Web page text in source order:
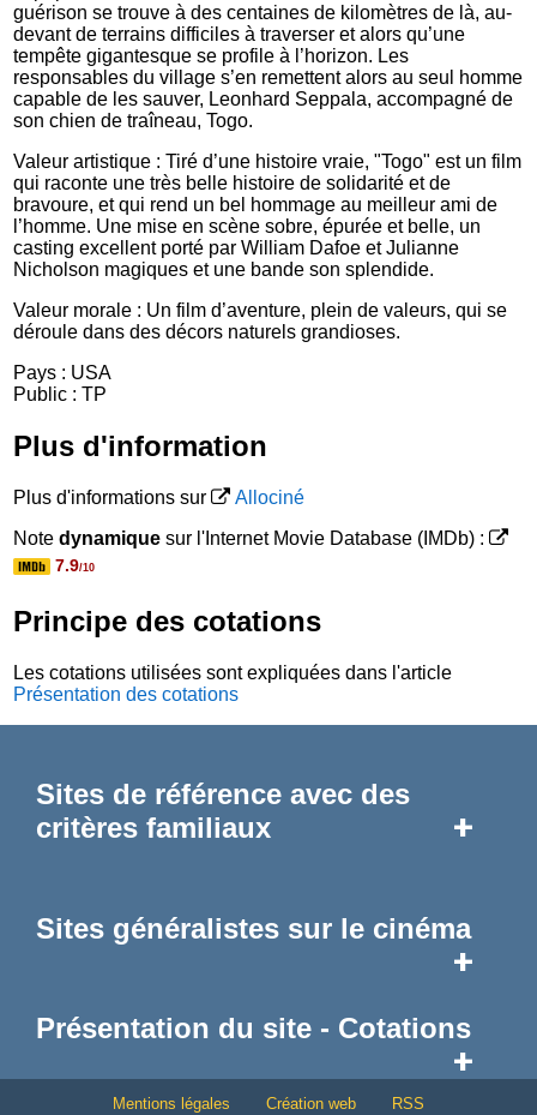
guérison se trouve à des centaines de kilomètres de là, au-
devant de terrains difficiles à traverser et alors qu’une
tempête gigantesque se profile à l’horizon. Les
responsables du village s’en remettent alors au seul homme
capable de les sauver, Leonhard Seppala, accompagné de
son chien de traîneau, Togo.
Valeur artistique : Tiré d’une histoire vraie, "Togo" est un film
qui raconte une très belle histoire de solidarité et de
bravoure, et qui rend un bel hommage au meilleur ami de
l’homme. Une mise en scène sobre, épurée et belle, un
casting excellent porté par William Dafoe et Julianne
Nicholson magiques et une bande son splendide.
Valeur morale : Un film d’aventure, plein de valeurs, qui se
déroule dans des décors naturels grandioses.
Pays : USA
Public : TP
Plus d'information
Plus d'informations sur
Allociné
Notedynamique sur l'Internet Movie Database (IMDb) :
7.9/10
Principe des cotations
Les cotations utilisées sont expliquées dans l'article
Présentation des cotations
Sites de référence avec des
critères familiaux
+
Sites généralistes sur le cinéma
+
Présentation du site - Cotations
+
Mentions légales Création web RSS